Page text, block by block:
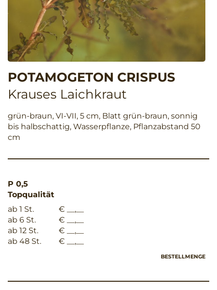
POTAMOGETON CRISPUS
Krauses Laichkraut
grün-braun, VI-VII, 5 cm, Blatt grün-braun, sonnig
bis halbschattig, Wasserpflanze, Pflanzabstand 50
cm
P 0,5
Topqualität
ab 1 St.
€ __,__
ab 6 St.
€ __,__
ab 12 St.
€ __,__
ab 48 St.
€ __,__
BESTELLMENGE